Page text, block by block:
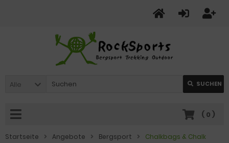
Alle SUCHEN
( 0 )
Startseite Angebote Bergsport Chalkbags & Chalk